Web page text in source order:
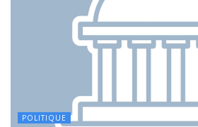
POLITIQUE